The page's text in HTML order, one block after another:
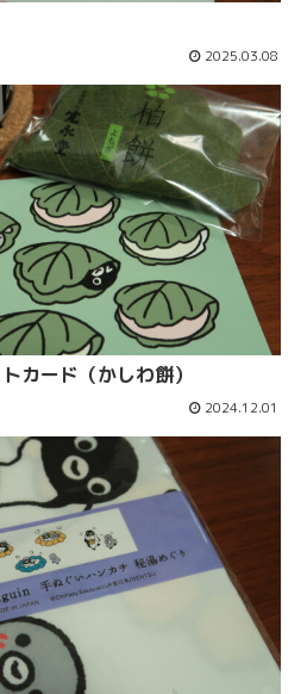
2025.03.08
カード（かしわ餅）
2024.12.01